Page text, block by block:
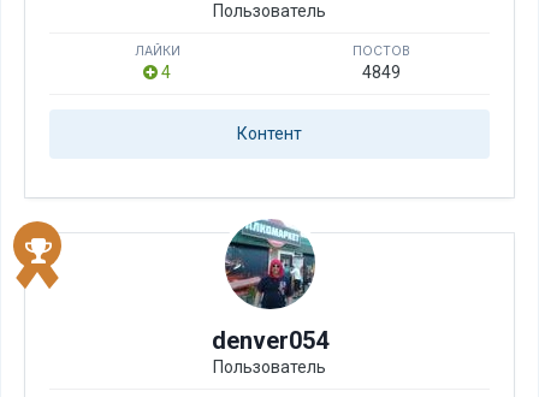
Пользователь
ЛАЙКИ
4
ПОСТОВ
4849
Контент
denver054
Пользователь